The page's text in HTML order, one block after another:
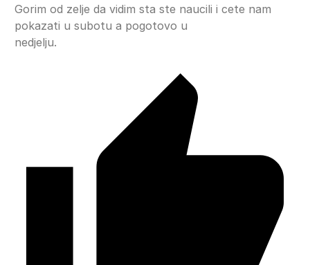
Gorim od zelje da vidim sta ste naucili i cete nam
pokazati u subotu a pogotovo u
nedjelju.